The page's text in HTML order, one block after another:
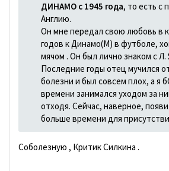
ДИНАМО с 1945 года, то есть с
Англию.
Он мне передал свою любовь в
годов к Динамо(М) в футболе,
мячом . Он был лично знаком с
Последние годы отец мучился
болезни и был совсем плох, а я
времени занимался уходом за
отходя. Сейчас, наверное,
больше времени для
Соболезную , Критик Силкина .